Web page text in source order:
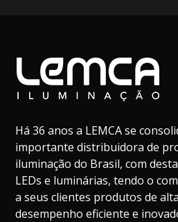
Há 36 anos a LEMCA se
importante distribuidora de
iluminação do Brasil, com
LEDs e luminárias, tendo o
a seus clientes produtos de
desempenho eficiente e